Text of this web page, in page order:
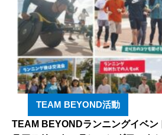
TEAM BEYOND活動
TEAM BEYONDランニングイベン